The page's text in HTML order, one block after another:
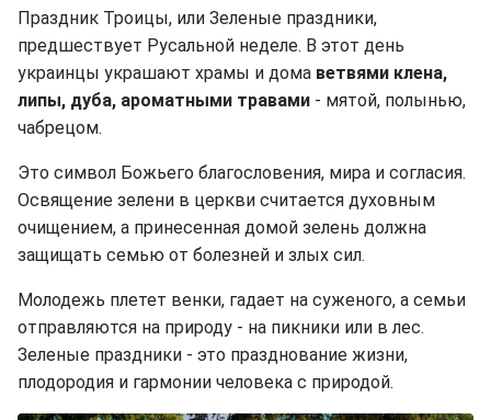
Праздник Троицы, или Зеленые праздники,
предшествует Русальной неделе. В этот день
украинцы украшают храмы и дома ветвями клена,
липы, дуба, ароматными травами - мятой, полынью,
чабрецом.
Это символ Божьего благословения, мира и согласия.
Освящение зелени в церкви считается духовным
очищением, а принесенная домой зелень должна
защищать семью от болезней и злых сил.
Молодежь плетет венки, гадает на суженого, а семьи
отправляются на природу - на пикники или в лес.
Зеленые праздники - это празднование жизни,
плодородия и гармонии человека с природой.